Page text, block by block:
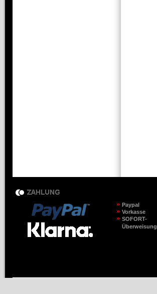
Paypal
Vorkasse
SOFORT-
Überweisung